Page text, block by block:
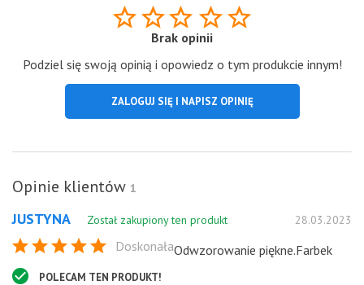
Brak opinii
Podziel się swoją opinią i opowiedz o tym produkcie innym!
ZALOGUJ SIĘ I NAPISZ OPINIĘ
Opinie klientów 1
JUSTYNA Został zakupiony ten produkt 28.03.2023
Doskonała
POLECAM TEN PRODUKT!
Odwzorowanie piękne.Farbek